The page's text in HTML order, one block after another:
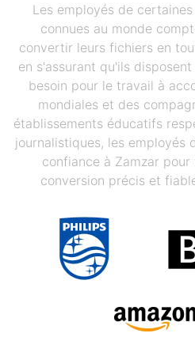
Les employés de
connues au monde
convertir leurs fichiers en
en s'assurant qu'ils
besoin pour le travail à
mondiales et des
établissements éducatifs
journalistiques, les employés
confiance à Zamzar
conversion précis et